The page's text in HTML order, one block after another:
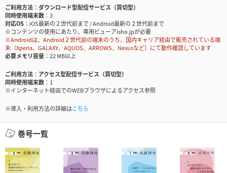
ご利用方法
ダウンロード型配信サービス（買切型）
同時使用端末数
3
対応OS
iOS最新の２世代前まで / Android最新の２世代前まで
※コンテンツの使用にあたり、専用ビューアisho.jpが必要
※Androidは、Android２世代前の端末のうち、国内キャリア経由で販売されている端
末（Xperia、GALAXY、AQUOS、ARROWS、Nexusなど）にて動作確認しています
必要メモリ容量
22 MB以上
ご利用方法
アクセス型配信サービス（買切型）
同時使用端末数
1
※インターネット経由でのWEBブラウザによるアクセス参照
※導入・利用方法の詳細はこちら
巻号一覧